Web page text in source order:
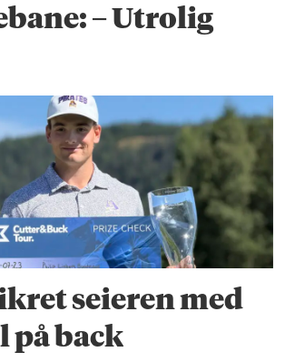
– Utrolig
seieren med
på back